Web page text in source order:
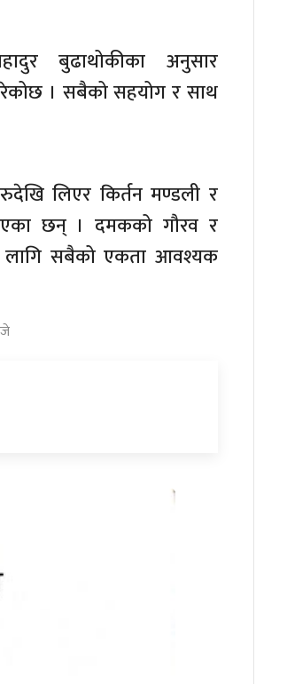
बुढाथोकीका अनुसार
। सबैको सहयोग र साथ
लिएर किर्तन मण्डली र
छन् । दमकको गौरव र
लागि सबैको एकता आवश्यक